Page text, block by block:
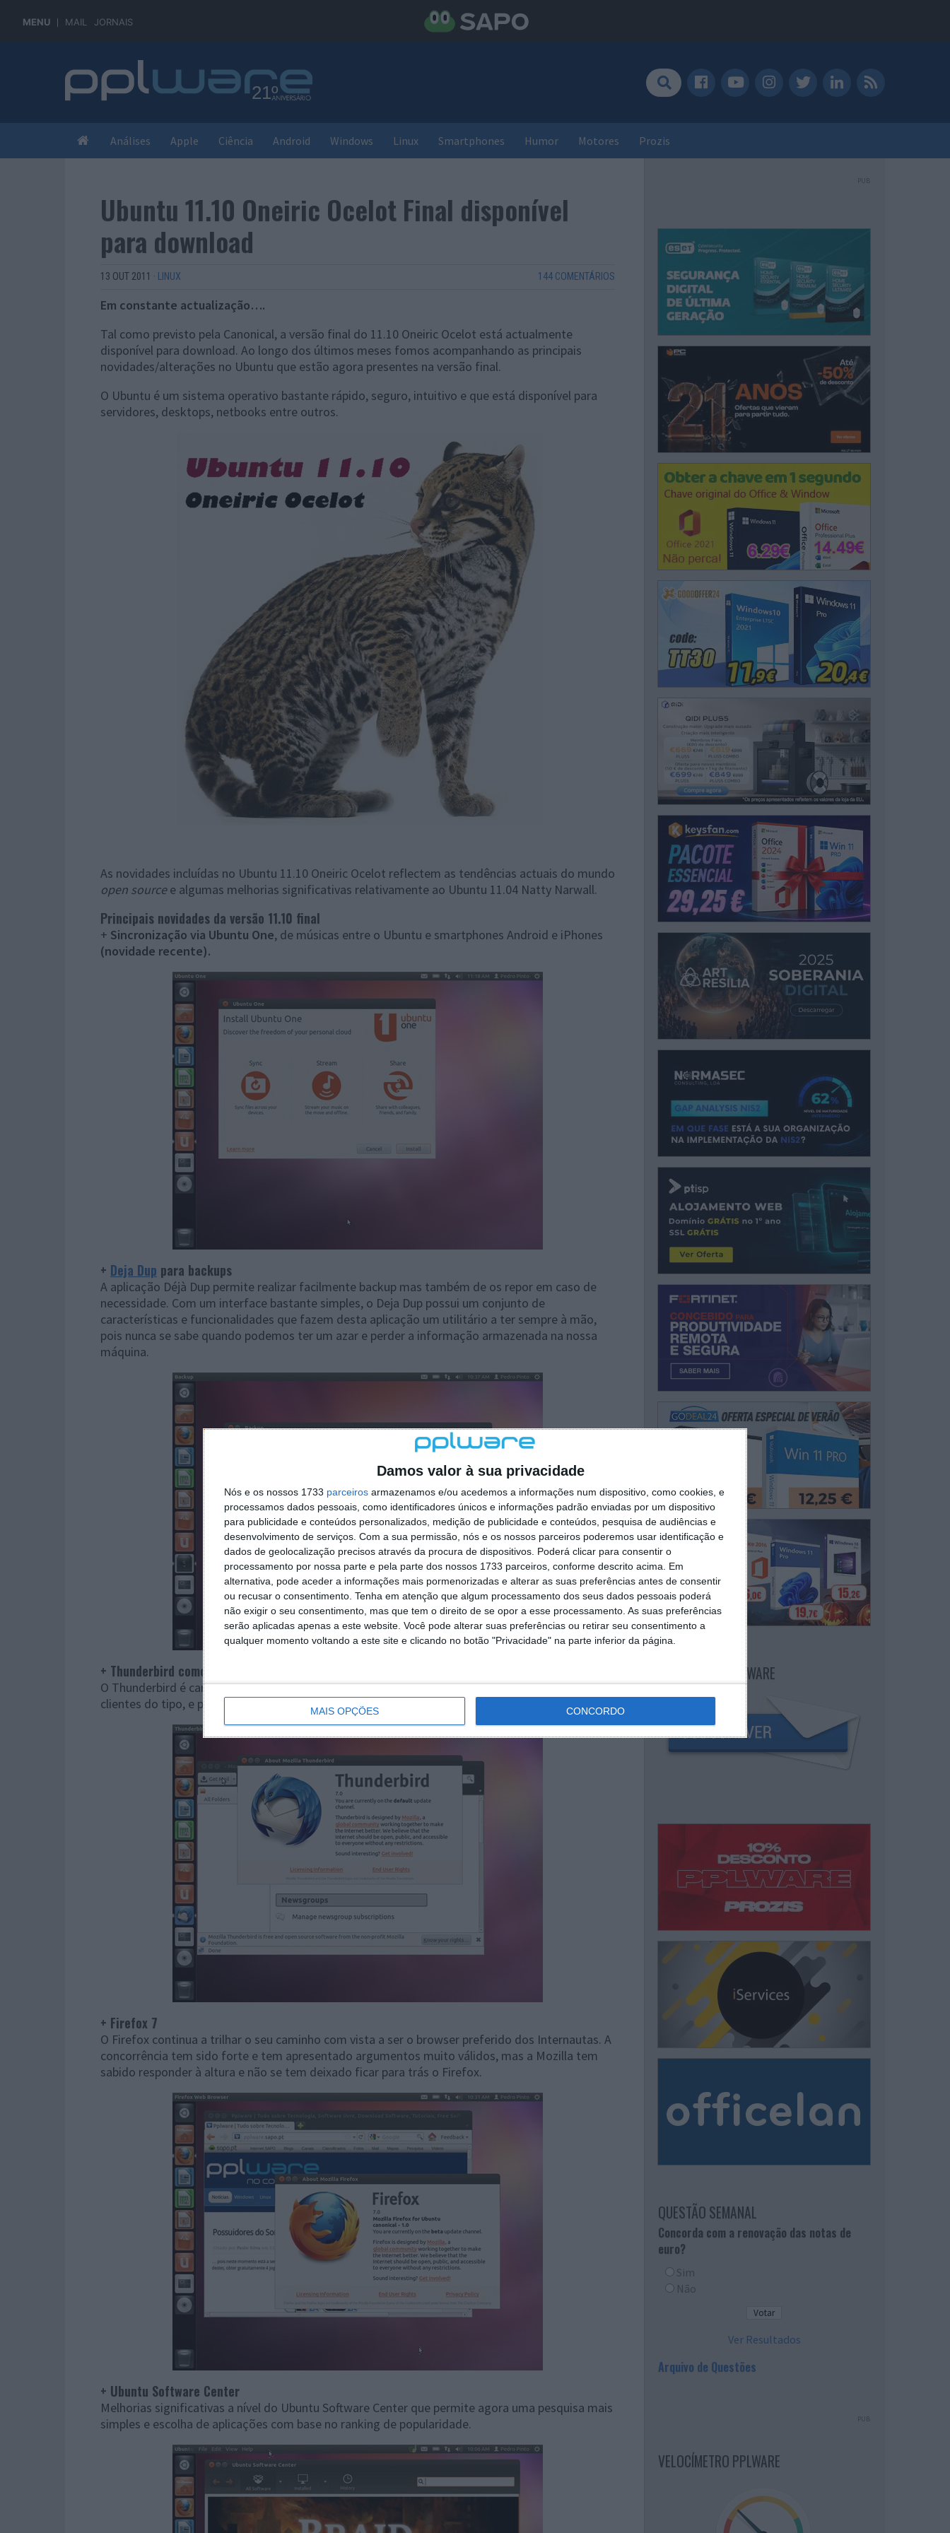
Damos valor à sua privacidade
Nós e os nossos 1733 parceiros armazenamos e/ou acedemos a informações num dispositivo, como cookies, e
processamos dados pessoais, como identificadores únicos e informações padrão enviadas por um dispositivo
para publicidade e conteúdos personalizados, medição de publicidade e conteúdos, pesquisa de audiências e
desenvolvimento de serviços. Com a sua permissão, nós e os nossos parceiros poderemos usar identificação e
dados de geolocalização precisos através da procura de dispositivos. Poderá clicar para consentir o
processamento por nossa parte e pela parte dos nossos 1733 parceiros, conforme descrito acima. Em
alternativa, pode aceder a informações mais pormenorizadas e alterar as suas preferências antes de consentir
ou recusar o consentimento. Tenha em atenção que algum processamento dos seus dados pessoais poderá
não exigir o seu consentimento, mas que tem o direito de se opor a esse processamento. As suas preferências
serão aplicadas apenas a este website. Você pode alterar suas preferências ou retirar seu consentimento a
qualquer momento voltando a este site e clicando no botão "Privacidade" na parte inferior da página.
MAIS OPÇÕES CONCORDO
MENU MAIL JORNAIS
Análises Apple Ciência Android Windows Linux Smartphones Humor Motores Prozis
Ubuntu 11.10 Oneiric Ocelot Final disponível
para download
13 OUT 2011 · LINUX 144 COMENTÁRIOS
Em constante actualização….
Tal como previsto pela Canonical, a versão final do 11.10 Oneiric Ocelot está actualmente
disponível para download. Ao longo dos últimos meses fomos acompanhando as principais
novidades/alterações no Ubuntu que estão agora presentes na versão final.
O Ubuntu é um sistema operativo bastante rápido, seguro, intuitivo e que está disponível para
servidores, desktops, netbooks entre outros.
As novidades incluídas no Ubuntu 11.10 Oneiric Ocelot reflectem as tendências actuais do mundo
open sourcee algumas melhorias significativas relativamente ao Ubuntu 11.04 Natty Narwall.
Principais novidades da versão 11.10 final
+ Sincronização via Ubuntu One, de músicas entre o Ubuntu e smartphones Android e iPhones
(novidade recente).
+ Deja Dup para backups
A aplicação Déjà Dup permite realizar facilmente backup mas também de os repor em caso de
necessidade. Com um interface bastante simples, o Deja Dup possui um conjunto de
características e funcionalidades que fazem desta aplicação um utilitário a ter sempre à mão,
pois nunca se sabe quando podemos ter um azar e perder a informação armazenada na nossa
máquina.
+ Thunderbird como cliente de e-mail
O Thunderbird é caracterizado por ser um cliente de e-mail bastante leve, ao contrário de outros
clientes do tipo, e possui uma interface bastante organizada e limpa.
+ Firefox 7
O Firefox continua a trilhar o seu caminho com vista a ser o browser preferido dos Internautas. A
concorrência tem sido forte e tem apresentado argumentos muito válidos, mas a Mozilla tem
sabido responder à altura e não se tem deixado ficar para trás o Firefox.
+ Ubuntu Software Center
Melhorias significativas a nível do Ubuntu Software Center que permite agora uma pesquisa mais
simples e escolha de aplicações com base no ranking de popularidade.
PUB
NEWSLETTER PPLWARE
QUESTÃO SEMANAL
Concorda com a renovação das notas de
euro?
Sim
Não
Ver Resultados
Arquivo de Questões
PUB
VELOCÍMETRO PPLWARE